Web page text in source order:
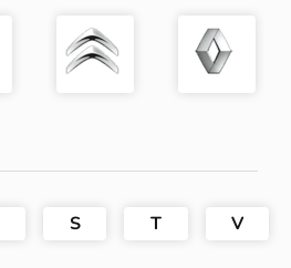
S T V